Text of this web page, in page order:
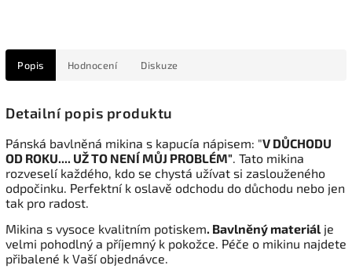
Popis Hodnocení Diskuze
Detailní popis produktu
Pánská bavlněná mikina s kapucía nápisem: "V DŮCHODU
OD ROKU.... UŽ TO NENÍ MŮJ PROBLÉM". Tato mikina
rozveselí každého, kdo se chystá užívat si zaslouženého
odpočinku. Perfektní k oslavě odchodu do důchodu nebo jen
tak pro radost.
Mikina s vysoce kvalitním potiskem. Bavlněný materiál je
velmi pohodlný a příjemný k pokožce. Péče o mikinu najdete
přibalené k Vaší objednávce.